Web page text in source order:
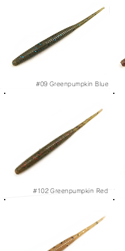
#09 Greenpumpkin Blue
#102 Greenpumpkin Red